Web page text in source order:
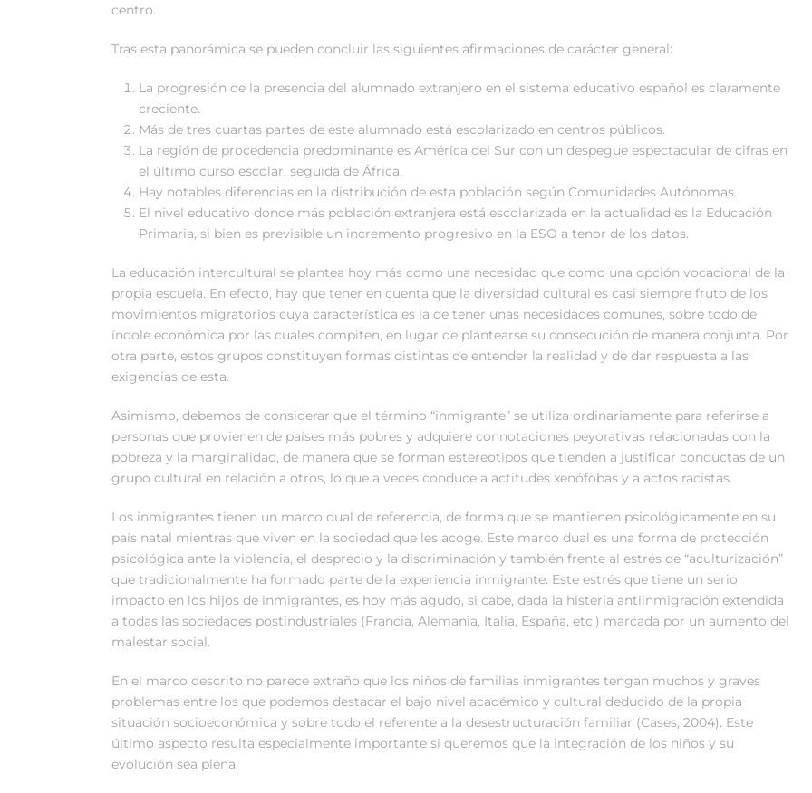
centro.
Tras esta panorámica se pueden concluir las siguientes afirmaciones de carácter general:
La progresión de la presencia del alumnado extranjero en el sistema educativo español es claramente
creciente.
Más de tres cuartas partes de este alumnado está escolarizado en centros públicos.
La región de procedencia predominante es América del Sur con un despegue espectacular de cifras en
el último curso escolar, seguida de África.
Hay notables diferencias en la distribución de esta población según Comunidades Autónomas.
El nivel educativo donde más población extranjera está escolarizada en la actualidad es la Educación
Primaria, si bien es previsible un incremento progresivo en la ESO a tenor de los datos.
La educación intercultural se plantea hoy más como una necesidad que como una opción vocacional de la
propia escuela. En efecto, hay que tener en cuenta que la diversidad cultural es casi siempre fruto de los
movimientos migratorios cuya característica es la de tener unas necesidades comunes, sobre todo de
índole económica por las cuales compiten, en lugar de plantearse su consecución de manera conjunta. Por
otra parte, estos grupos constituyen formas distintas de entender la realidad y de dar respuesta a las
exigencias de esta.
Asimismo, debemos de considerar que el término “inmigrante” se utiliza ordinariamente para referirse a
personas que provienen de países más pobres y adquiere connotaciones peyorativas relacionadas con la
pobreza y la marginalidad, de manera que se forman estereotipos que tienden a justificar conductas de un
grupo cultural en relación a otros, lo que a veces conduce a actitudes xenófobas y a actos racistas.
Los inmigrantes tienen un marco dual de referencia, de forma que se mantienen psicológicamente en su
país natal mientras que viven en la sociedad que les acoge. Este marco dual es una forma de protección
psicológica ante la violencia, el desprecio y la discriminación y también frente al estrés de “aculturización”
que tradicionalmente ha formado parte de la experiencia inmigrante. Este estrés que tiene un serio
impacto en los hijos de inmigrantes, es hoy más agudo, si cabe, dada la histeria antiinmigración extendida
a todas las sociedades postindustriales (Francia, Alemania, Italia, España, etc.) marcada por un aumento del
malestar social.
En el marco descrito no parece extraño que los niños de familias inmigrantes tengan muchos y graves
problemas entre los que podemos destacar el bajo nivel académico y cultural deducido de la propia
situación socioeconómica y sobre todo el referente a la desestructuración familiar (Cases, 2004). Este
último aspecto resulta especialmente importante si queremos que la integración de los niños y su
evolución sea plena.